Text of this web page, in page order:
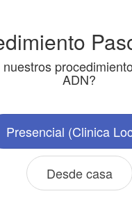
ADN?
Presencial (Clinica
Desde casa